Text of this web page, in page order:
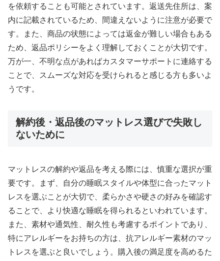
を依頼することも可能とされています。返送先住所は、案
内に記載されているため、間違えないように注意が必要で
す。また、商品の状態によっては返金が難しい場合もある
ため、返品ポリシーをよく理解しておくことが大切です。
万が一、不明な点があればカスタマーサポートに連絡する
ことで、スムーズな対応を受けられると感じる方も多いよ
うです。
解約後・返品後のマットレス選びで失敗し
ないために
マットレスの解約や返品を考える際には、慎重な選択が重
要です。まず、自分の睡眠スタイルや体型に合ったマット
レスを選ぶことが大切で、柔らかさや硬さの好みを確認す
ることで、より快適な睡眠を得られるといわれています。
また、素材や通気性、耐久性も考慮するポイントであり、
特にアレルギーをお持ちの方は、抗アレルギー素材のマッ
トレスを選ぶと良いでしょう。購入後の満足度を高めるた